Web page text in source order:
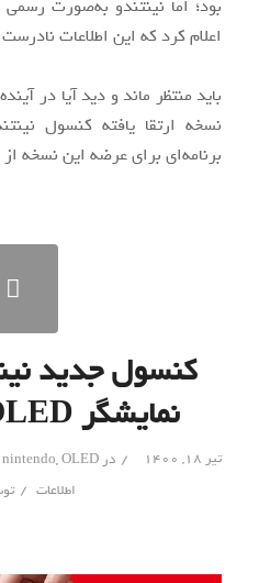
بود؛ اما نینتندو به‌صورت
اعلام کرد که این اطلاعات
باید منتظر ماند و دید آیا در
نسخه ارتقا یافته کنسول
برنامه‌ای برای عرضه این نسخه
کنسول جدید
نمایشگر OLED معرفی شد
تیر ۱۸, ۱۴۰۰ / در nintendo,OLED
اطلاعات /